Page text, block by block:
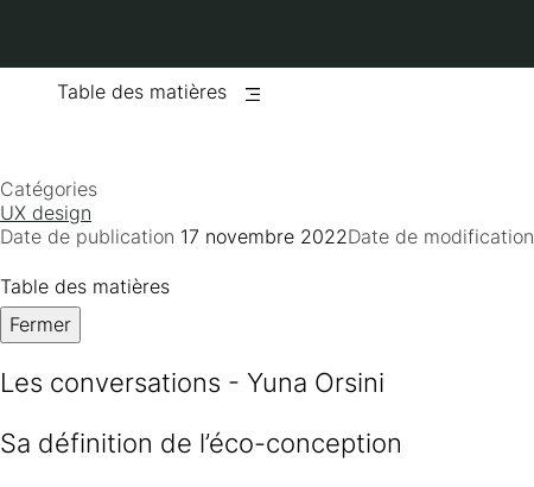
Table des matières
Catégories
UX design
Date de publication 17 novembre 2022Date de modification
Table des matières
Fermer
Les conversations - Yuna Orsini
Sa définition de l’éco-conception